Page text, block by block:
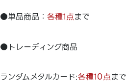
●単品商品： 各種1点まで
●トレーディング商品
ランダムメタルカード:各種10点まで